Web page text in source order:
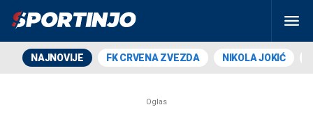
NAJNOVIJE FK CRVENA ZVEZDA NIKOLA JOKIĆ